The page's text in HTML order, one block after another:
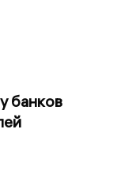
банков